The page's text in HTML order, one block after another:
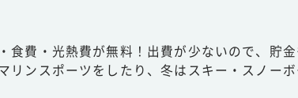
食費・光熱費が無料！出費が少ないので、貯
リンスポーツをしたり、冬はスキー・スノー